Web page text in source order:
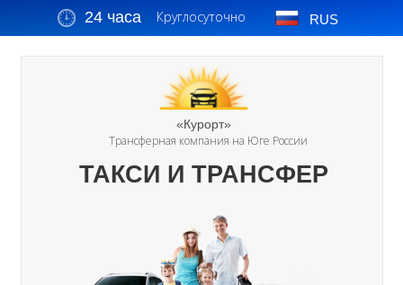
24 часа Круглосуточно RUS
«Курорт»
Трансферная компания на Юге России
ТАКСИ И ТРАНСФЕР